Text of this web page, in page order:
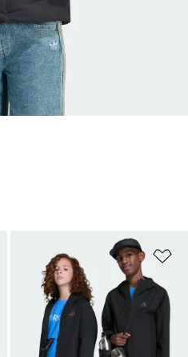
Aggiungi alla lista dei desideri